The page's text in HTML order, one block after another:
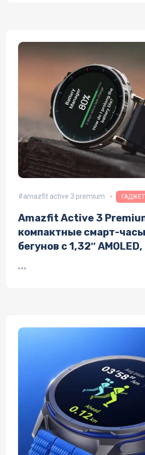
amazfit active 3 premium
Amazfit Active 3
компактные смарт-
бегунов с 1,32″ AMOLED,